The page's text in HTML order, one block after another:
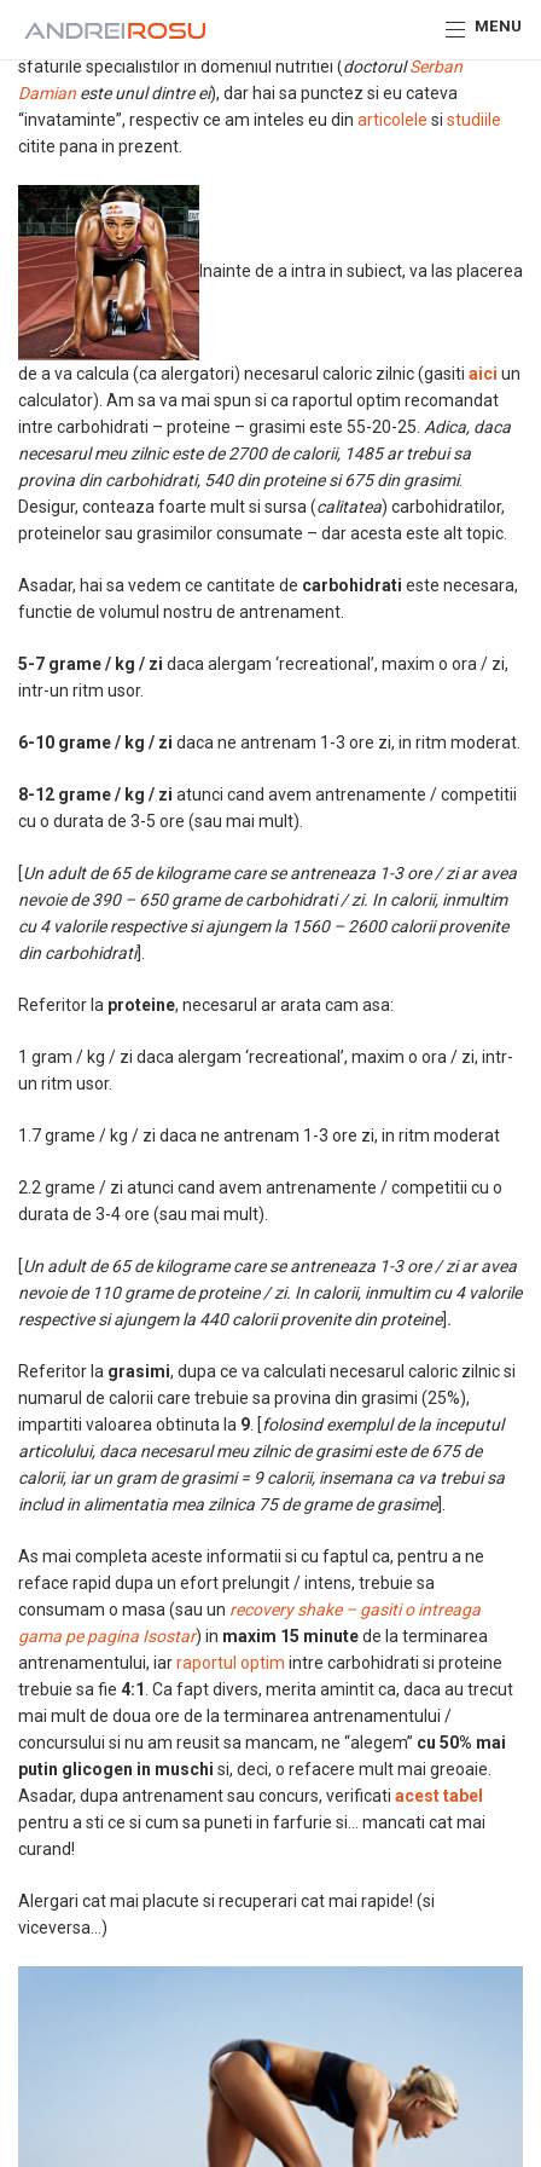
MENU
pentru alergatori. Desigur, recomandarea mea este de a apela la
sfaturile specialistilor in domeniul nutritiei (doctorulSerban
Damian este unul dintre ei), dar hai sa punctez si eu cateva
“invataminte”, respectiv ce am inteles eu din articolele si studiile
citite pana in prezent.
Inainte de a intra in subiect, va las placerea
de a va calcula (ca alergatori) necesarul caloric zilnic (gasiti aici un
calculator). Am sa va mai spun si ca raportul optim recomandat
intre carbohidrati – proteine – grasimi este 55-20-25. Adica, daca
necesarul meu zilnic este de 2700 de calorii, 1485 ar trebui sa
provina din carbohidrati, 540 din proteine si 675 din grasimi.
Desigur, conteaza foarte mult si sursa (calitatea) carbohidratilor,
proteinelor sau grasimilor consumate – dar acesta este alt topic.
Asadar, hai sa vedem ce cantitate de carbohidrati este necesara,
functie de volumul nostru de antrenament.
5-7 grame / kg / zi daca alergam ‘recreational’, maxim o ora / zi,
intr-un ritm usor.
6-10 grame / kg / zi daca ne antrenam 1-3 ore zi, in ritm moderat.
8-12 grame / kg / zi atunci cand avem antrenamente / competitii
cu o durata de 3-5 ore (sau mai mult).
[Un adult de 65 de kilograme care se antreneaza 1-3 ore / zi ar avea
nevoie de 390 – 650 grame de carbohidrati / zi. In calorii, inmultim
cu 4 valorile respective si ajungem la 1560 – 2600 calorii provenite
din carbohidrati].
Referitor la proteine, necesarul ar arata cam asa:
1 gram / kg / zi daca alergam ‘recreational’, maxim o ora / zi, intr-
un ritm usor.
1.7 grame / kg / zi daca ne antrenam 1-3 ore zi, in ritm moderat
2.2 grame / zi atunci cand avem antrenamente / competitii cu o
durata de 3-4 ore (sau mai mult).
[Un adult de 65 de kilograme care se antreneaza 1-3 ore / zi ar avea
nevoie de 110 grame de proteine / zi. In calorii, inmultim cu 4 valorile
respective si ajungem la 440 calorii provenite din proteine] .
Referitor la grasimi, dupa ce va calculati necesarul caloric zilnic si
numarul de calorii care trebuie sa provina din grasimi (25%),
impartiti valoarea obtinuta la 9 . [folosind exemplul de la inceputul
articolului, daca necesarul meu zilnic de grasimi este de 675 de
calorii, iar un gram de grasimi = 9 calorii, insemana ca va trebui sa
includ in alimentatia mea zilnica 75 de grame de grasime].
As mai completa aceste informatii si cu faptul ca, pentru a ne
reface rapid dupa un efort prelungit / intens, trebuie sa
consumam o masa (sau un recovery shake – gasiti o intreaga
gama pe pagina Isostar) in maxim 15 minutede la terminarea
antrenamentului, iarraportul optim intre carbohidrati si proteine
trebuie sa fie 4:1 . Ca fapt divers, merita amintit ca, daca au trecut
mai mult de doua ore de la terminarea antrenamentului /
concursului si nu am reusit sa mancam, ne “alegem” cu 50% mai
putin glicogen in muschi si, deci, o refacere mult mai greoaie.
Asadar, dupa antrenament sau concurs, verificati acest tabel
pentru a sti ce si cum sa puneti in farfurie si… mancati cat mai
curand!
Alergari cat mai placute si recuperari cat mai rapide! (si
viceversa…)